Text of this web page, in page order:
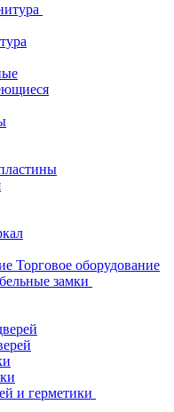
Торговое оборудование
замки
и герметики